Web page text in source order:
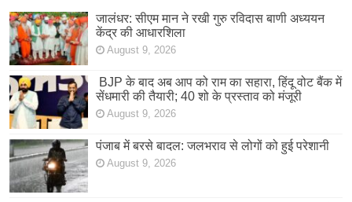
जालंधर: सीएम मान ने रखी गुरु रविदास बाणी अध्ययन
केंद्र की आधारशिला
August 9, 2026
BJP के बाद अब आप को राम का सहारा, हिंदू वोट बैंक में
सेंधमारी की तैयारी; 40 शो के प्रस्ताव को मंजूरी
August 9, 2026
पंजाब में बरसे बादल: जलभराव से लोगों को हुई परेशानी
August 9, 2026